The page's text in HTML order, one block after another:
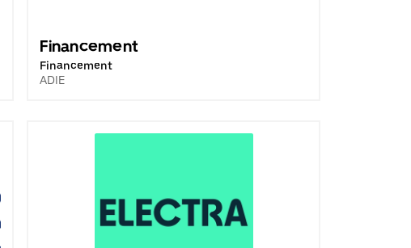
Financement
Financement
ADIE